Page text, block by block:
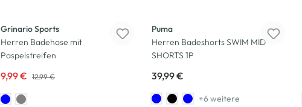
Grinario Sports
Herren Badehose mit
Paspelstreifen
9,99 € 12,99 €
Puma
Herren Badeshorts SWIM MID
SHORTS 1P
39,99 €
+6 weitere